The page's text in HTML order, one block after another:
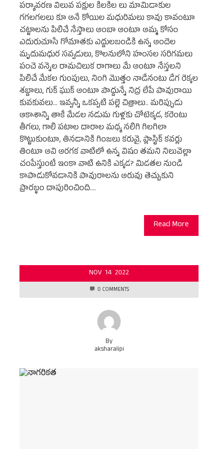
పర్యావరణ విలువ పక్షుల కిలకిల లు మామిడాకుల
గగలగలలు కూ అనే కోయిల మధురిమలు కావు కావంటూ
చట్టాలను పిలిచే నేస్తాలు అంబా అంటూ అమ్మ కోసం
ఎదురుచూసే గోమాతకు ఎద్దులబండికి ఉన్న అందెల
మృదుమధుర సవ్వడులు, కొలనులోని హంసల సరిగమలు
పంచె వన్నెల రామచిలుక రాగాలు మే అంటూ నేస్తలని
పిలిచే మేకల గుంపులు, నింగి మొత్తం నాడేనంటు డేగ రెక్కల
శబ్దాలు, గుక్ ఘుక్ అంటూ పొద్దున్నే నిద్ర లేపే పావురాయి
కువకువలు... ఇవ్వన్నీ ఒకప్పటి పల్లె చిత్రాలు.. మరిప్పుడు
ఆకాశాన్ని తాకే మేడల నడుమ గుళ్లకు చోటెక్కడ, కరెంటు
తీగలు, గాలి పటాల దారాల మధ్య నలిగి గిలగిలా
కొట్టుకుంటూ, తినడానికి గింజలు కరువై, ప్లాస్టిక్ కవర్లు
తింటూ అవి అరగక వాటిలో ఉన్న విషం తమని నిలువెల్లా
చంపేస్తుంటే ఇంకా వాటి ఉనికి ఎక్కడ? మిడతల నుండి
కాపాడుకోవడానికి పావురాలను అరువు తెచ్చుకుని
ప్రారబ్ధం దాపురించింది.…
Read More
NOV 14 2022
0 COMMENTS
By
aksharalipi